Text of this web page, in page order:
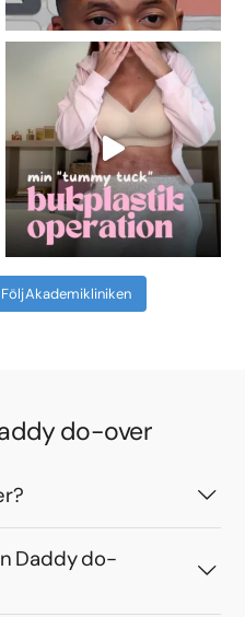
Följ Akademikliniken
do-over
Daddy do-